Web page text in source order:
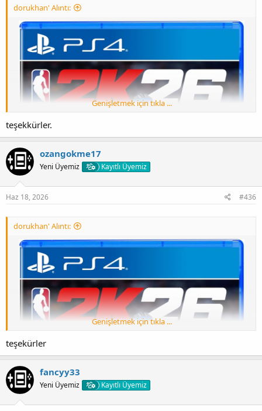
Gofile and Vikingfile are compatible.
dorukhan' Alıntı:
Gofile and Vikingfile are compatible.
Genişletmek için tıkla ...
teşekkürler.
ozangokme17
Yeni Üyemiz Kayıtlı Üyemiz
Haz 18, 2026 #436
dorukhan' Alıntı:
Genişletmek için tıkla ...
teşekürler
fancyy33
Yeni Üyemiz Kayıtlı Üyemiz